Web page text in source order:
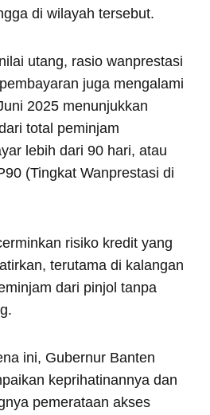
di wilayah tersebut.
utang, rasio wanprestasi
juga mengalami
2025 menunjukkan
total peminjam
lebih dari 90 hari, atau
(Tingkat Wanprestasi di
risiko kredit yang
terutama di kalangan
dari pinjol tanpa
ini, Gubernur Banten
keprihatinannya dan
pemerataan akses